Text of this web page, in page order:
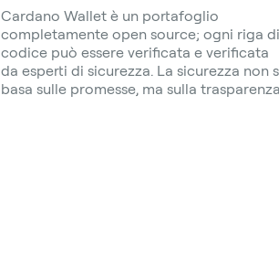
Cardano Wallet è un portafoglio
completamente open source; ogni riga di
codice può essere verificata e verificata
da esperti di sicurezza. La sicurezza non
basa sulle promesse, ma sulla